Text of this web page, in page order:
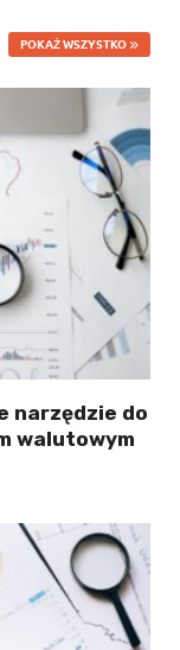
POKAŻ WSZYSTKO
narzędzie do
walutowym